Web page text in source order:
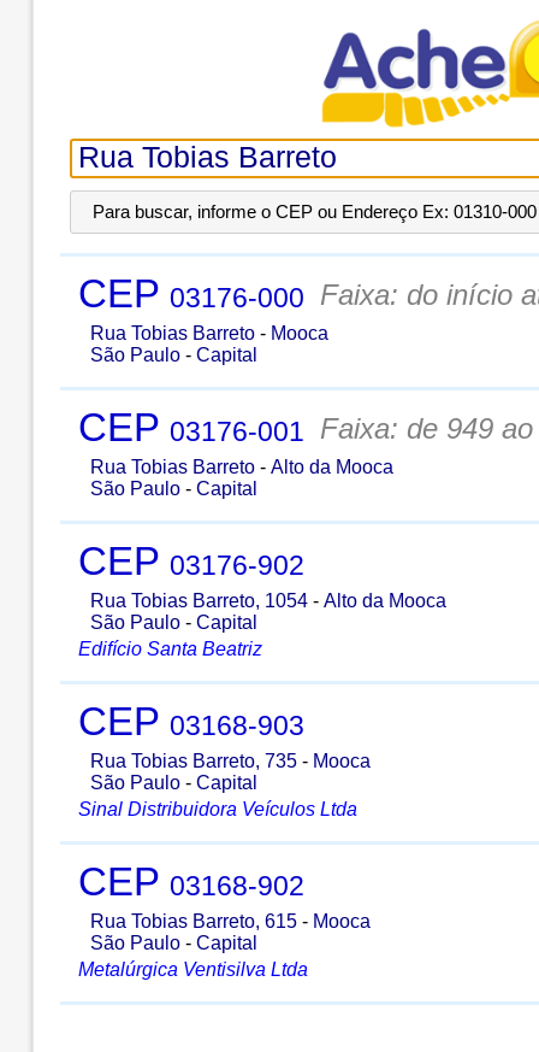
Para buscar, informe o CEP ou Endereço Ex: 01310-
CEP 03176-000 Faixa: do início
Rua Tobias Barreto- Mooca
São Paulo- Capital
CEP 03176-001 Faixa: de 949
Rua Tobias Barreto- Alto da Mooca
São Paulo- Capital
CEP 03176-902
Rua Tobias Barreto, 1054- Alto da Mooca
São Paulo- Capital
Edifício Santa Beatriz
CEP 03168-903
Rua Tobias Barreto, 735- Mooca
São Paulo- Capital
Sinal Distribuidora Veículos Ltda
CEP 03168-902
Rua Tobias Barreto, 615- Mooca
São Paulo- Capital
Metalúrgica Ventisilva Ltda